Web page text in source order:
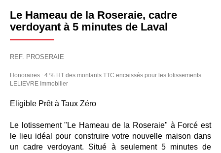
Le Hameau de la Roseraie, cadre
verdoyant à 5 minutes de Laval
REF. PROSERAIE
Honoraires : 4 % HT des montants TTC encaissés pour les lotissements
LELIEVRE Immobilier
Eligible Prêt à Taux Zéro
Le lotissement "Le Hameau de la Roseraie" à Forcé est
le lieu idéal pour construire votre nouvelle maison dans
un cadre verdoyant. Situé à seulement 5 minutes de